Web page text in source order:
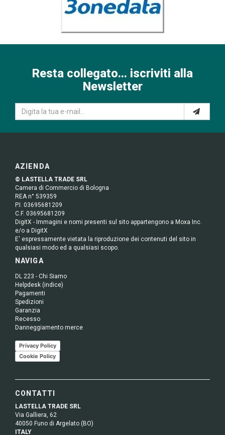
Resta collegato... iscriviti alla
Newsletter
AZIENDA
© LASTELLA TRADE SRL
Camera di Commercio di Bologna
REA n° 539359
P.I. 03695681209
C.F. 03695681209
DigitX - Immagini e nomi presenti sul sito appartengono a Moxa Inc.
e/o a DigitX
E' espressamente vietata la riproduzione dei contenuti del sito in
qualsiasi modo ed a qualsiasi scopo.
NAVIGA
DL 223 - Chi Siamo
Helpdesk (indice)
Pagamenti
Spedizioni
Garanzia
Recesso
Danneggiamento merce
Privacy Policy
Cookie Policy
CONTATTI
LASTELLA TRADE SRL
Via Galliera, 62
40050 Funo di Argelato (BO)
ITALY